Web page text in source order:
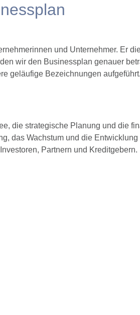
und Unternehmer. Er
wir den Businessplan genauer
geläufige Bezeichnungen aufgeführt.
die strategische Planung und die
das Wachstum und die
Partnern und Kreditgebern.